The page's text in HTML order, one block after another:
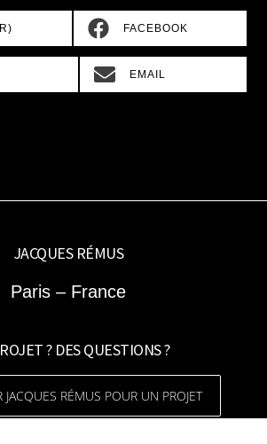
SHARE
FACEBOOK
SHARE
EMAIL
JACQUES RÉMUS
Paris – France
? DES QUESTIONS ?
JACQUES RÉMUS POUR UN PROJET